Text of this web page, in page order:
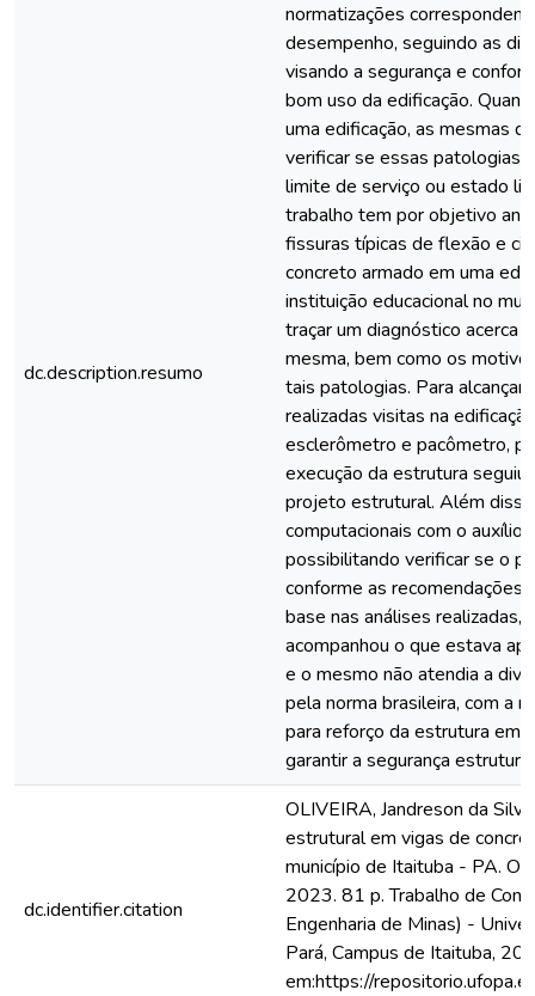
dc.description.resumo
normatizações
desempenho, seguindo as
visando a segurança e
bom uso da edificação.
uma edificação, as mesmas
verificar se essas patologias
limite de serviço ou estado
trabalho tem por objetivo
fissuras típicas de flexão e
concreto armado em uma
instituição educacional no
traçar um diagnóstico acerca
mesma, bem como os
tais patologias. Para
realizadas visitas na
esclerômetro e pacômetro,
execução da estrutura
projeto estrutural. Além
computacionais com o auxílio
possibilitando verificar se o
conforme as
base nas análises realizadas,
acompanhou o que estava
e o mesmo não atendia a
pela norma brasileira, com a
para reforço da estrutura em
garantir a segurança
dc.identifier.citation
OLIVEIRA, Jandreson da
estrutural em vigas de
município de Itaituba - PA.
2023. 81 p. Trabalho de
Engenharia de Minas) -
Pará, Campus de Itaituba,
em:https://